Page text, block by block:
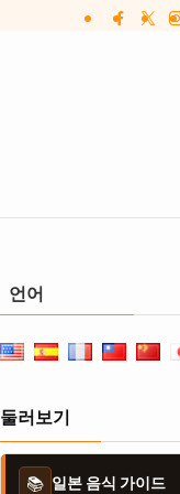
언어
둘러보기
📚 일본 음식 가이드